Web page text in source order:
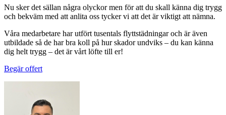
Nu sker det sällan några olyckor men för att du skall känna dig trygg
och bekväm med att anlita oss tycker vi att det är viktigt att nämna.
Våra medarbetare har utfört tusentals flyttstädningar och är även
utbildade så de har bra koll på hur skador undviks – du kan känna
dig helt trygg – det är vårt löfte till er!
Begär offert